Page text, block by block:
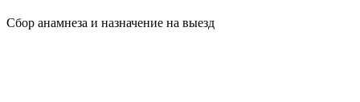
Сбор анамнеза и назначение на выезд